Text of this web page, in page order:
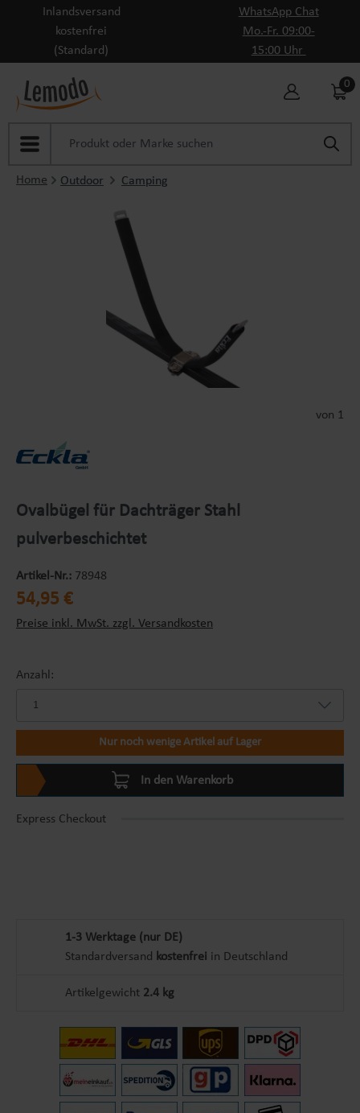
Zum Hauptinhalt springen
Inlandsversand
kostenfrei
(Standard)
WhatsApp Chat
Mo.-Fr. 09:00-
15:00 Uhr
0
Home Outdoor Camping
von 1
Ovalbügel für Dachträger Stahl
pulverbeschichtet
Artikel-Nr.: 78948
Regulärer Preis:
54,95 €
Preise inkl. MwSt. zzgl. Versandkosten
Anzahl:
Nur noch wenige Artikel auf Lager
In den Warenkorb
Express Checkout
1-3 Werktage (nur DE)
Standardversand kostenfrei in Deutschland
Artikelgewicht 2.4 kg